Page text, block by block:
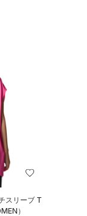
スリーブ T
）